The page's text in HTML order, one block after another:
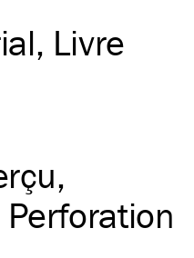
Livre
Perforation